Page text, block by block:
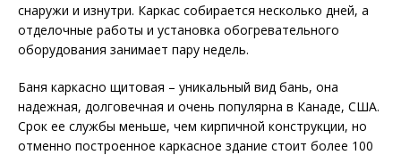
снаружи и изнутри. Каркас собирается несколько дней, а
отделочные работы и установка обогревательного
оборудования занимает пару недель.
Баня каркасно щитовая – уникальный вид бань, она
надежная, долговечная и очень популярна в Канаде, США.
Срок ее службы меньше, чем кирпичной конструкции, но
отменно построенное каркасное здание стоит более 100